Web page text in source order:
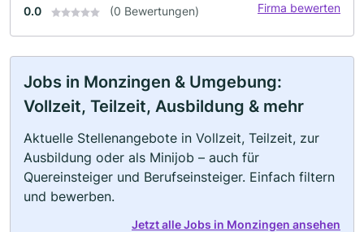
0.0 (0 Bewertungen) Firma bewerten
Jobs in Monzingen & Umgebung:
Vollzeit, Teilzeit, Ausbildung & mehr
Aktuelle Stellenangebote in Vollzeit, Teilzeit, zur
Ausbildung oder als Minijob – auch für
Quereinsteiger und Berufseinsteiger. Einfach filtern
und bewerben.
Jetzt alle Jobs in Monzingen ansehen